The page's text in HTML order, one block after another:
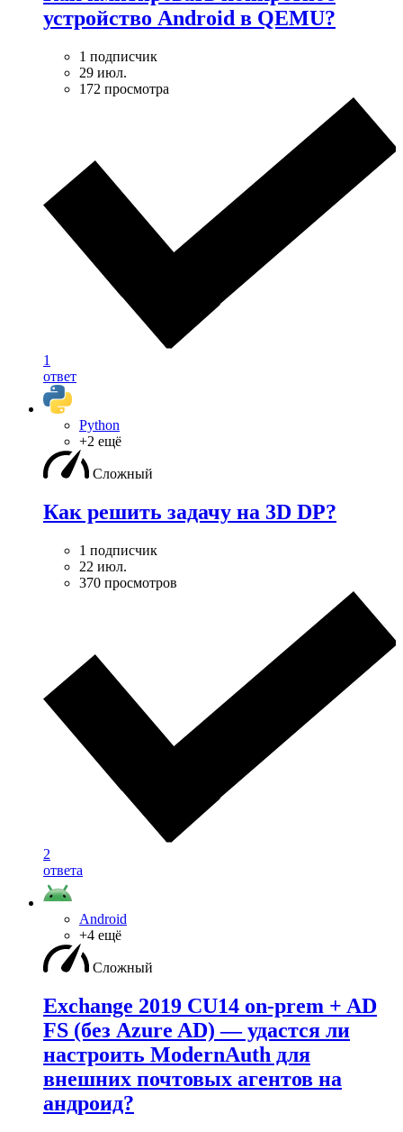
устройство Android в QEMU?
1 подписчик
29 июл.
172 просмотра
1
ответ
Python
+2 ещё
Сложный
Как решить задачу на 3D DP?
1 подписчик
22 июл.
370 просмотров
2
ответа
Android
+4 ещё
Сложный
Exchange 2019 CU14 on-prem + AD
FS (без Azure AD) — удаcтся ли
настроить ModernAuth для
внешних почтовых агентов на
андроид?